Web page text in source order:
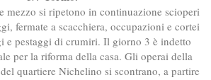
mezzo si ripetono in continuazione scioperi
fermate a scacchiera, occupazioni e cortei
e pestaggi di crumiri. Il giorno 3 è indetto
per la riforma della casa. Gli operai della
quartiere Nichelino si scontrano, a partire